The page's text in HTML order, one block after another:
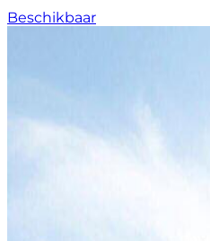
Beschikbaar